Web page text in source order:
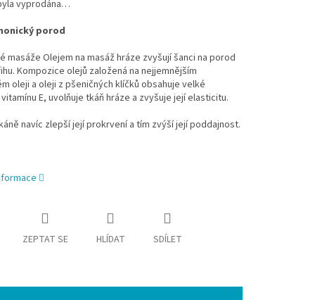
vyprodána…
porod
masáže Olejem na masáž hráze zvyšují šanci na porod
Kompozice olejů založená na nejjemnějším
oleji a oleji z pšeničných klíčků obsahuje velké
E, uvolňuje tkáň hráze a zvyšuje její elasticitu.
navíc zlepší její prokrvení a tím zvýší její poddajnost.
ZEPTAT SE HLÍDAT SDÍLET